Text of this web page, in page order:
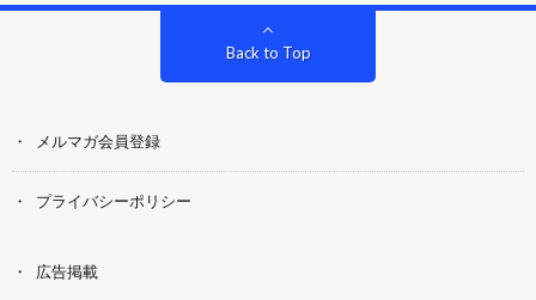
Back to Top
メルマガ会員登録
プライバシーポリシー
広告掲載